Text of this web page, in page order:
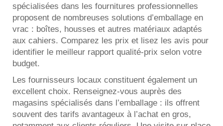
spécialisées dans les fournitures professionnelles
proposent de nombreuses solutions d’emballage en
vrac : boîtes, housses et autres matériaux adaptés
aux cahiers. Comparez les prix et lisez les avis pour
identifier le meilleur rapport qualité-prix selon votre
budget.
Les fournisseurs locaux constituent également un
excellent choix. Renseignez-vous auprès des
magasins spécialisés dans l’emballage : ils offrent
souvent des tarifs avantageux à l’achat en gros,